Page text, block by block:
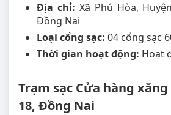
Địa chỉ: Xã Phú Hòa,
Đồng Nai
Loại cổng sạc: 04 cổng sạc
Thời gian hoạt động: Hoạt
Trạm sạc Cửa hàng xăng
18, Đồng Nai